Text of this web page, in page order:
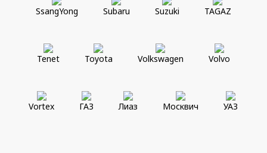
SsangYong Subaru Suzuki TAGAZ
Tenet Toyota Volkswagen Volvo
Vortex ГАЗ Лиаз Москвич УАЗ